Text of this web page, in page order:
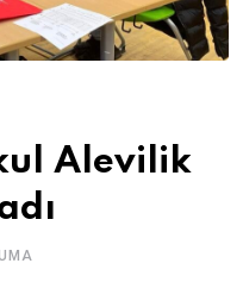
Alevilik